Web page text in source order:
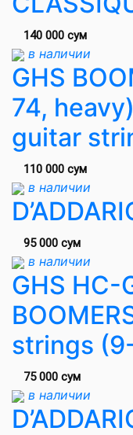
140 000 сум
в наличии
GHS
74,
guitar
110 000 сум
в наличии
95 000 сум
в наличии
GHS HC-
strings
75 000 сум
в наличии